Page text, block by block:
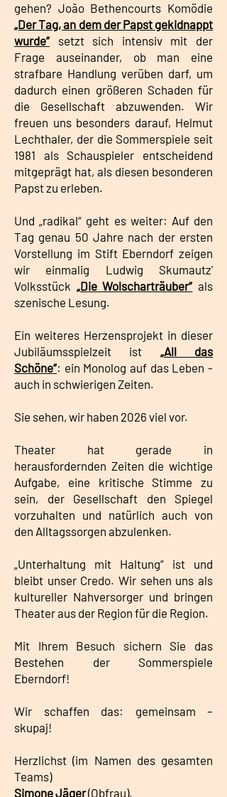
gehen? João Bethencourts Komödie
„Der Tag, an dem der Papst gekidnappt
wurde“ setzt sich intensiv mit der
Frage auseinander, ob man eine
strafbare Handlung verüben darf, um
dadurch einen größeren Schaden für
die Gesellschaft abzuwenden. Wir
freuen uns besonders darauf, Helmut
Lechthaler, der die Sommerspiele seit
1981 als Schauspieler entscheidend
mitgeprägt hat, als diesen besonderen
Papst zu erleben.
Und „radikal“ geht es weiter: Auf den
Tag genau 50 Jahre nach der ersten
Vorstellung im Stift Eberndorf zeigen
wir einmalig Ludwig Skumautz'
Volksstück „Die Wolscharträuber“ als
szenische Lesung.
Ein weiteres Herzensprojekt in dieser
Jubiläumsspielzeit ist „All das
Schöne“: ein Monolog auf das Leben -
auch in schwierigen Zeiten.
Sie sehen, wir haben 2026 viel vor.
Theater hat gerade in
herausfordernden Zeiten die wichtige
Aufgabe, eine kritische Stimme zu
sein, der Gesellschaft den Spiegel
vorzuhalten und natürlich auch von
den Alltagssorgen abzulenken.
„Unterhaltung mit Haltung“ ist und
bleibt unser Credo. Wir sehen uns als
kultureller Nahversorger und bringen
Theater aus der Region für die Region.
Mit Ihrem Besuch sichern Sie das
Bestehen der Sommerspiele
Eberndorf!
Wir schaffen das: gemeinsam –
skupaj!
Herzlichst (im Namen des gesamten
Teams)
Simone Jäger(Obfrau),